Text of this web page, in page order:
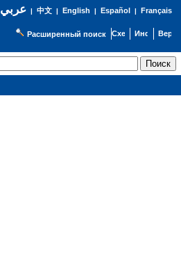
عربي| 中文| English | Español | Français
Расширенный поиск